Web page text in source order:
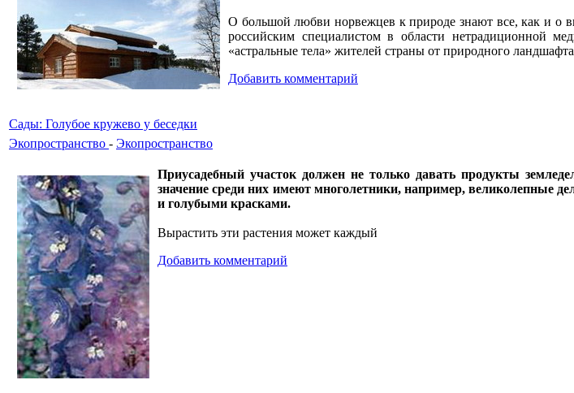
О большой любви норвежцев к природе знают все, как и о
российским специалистом в области нетрадиционной
«астральные тела» жителей страны от природного ландшафта
Добавить комментарий
Сады: Голубое кружево у беседки
Экопространство - Экопространство
Приусадебный участок должен не только давать продукты
значение среди них имеют многолетники, например,
и голубыми красками.
Вырастить эти растения может каждый
Добавить комментарий